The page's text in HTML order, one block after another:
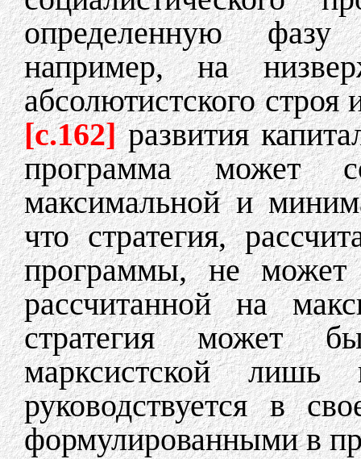
определенную
например, на
абсолютистского строя
[c.162] развития
программа может
максимальной и
что стратегия,
программы, не может
рассчитанной на
стратегия может
марксистской
руководствуется в
формулированными в